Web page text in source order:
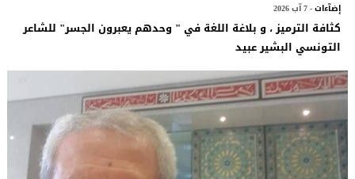
إضآءات- 7 آب 2026
كثافة الترميز ، و بلاغة اللغة في " وحدهم يعبرون الجسر" للشاعر
التونسي البشير عبيد